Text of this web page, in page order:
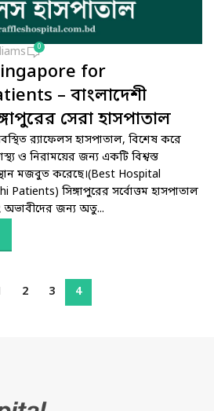
0
for
– বাংলাদেশী
সেরা হাসপাতাল
র‌্যাফেলস হাসপাতাল, বিশেষ করে
ও নিরাময়ের জন্য একটি বিশ্বস্ত
মজবুত করেছে।(Best Hospital
সিঙ্গাপুরের সর্বোত্তম হাসপাতাল
অভাবীদের জন্য অতু...
2 3 4